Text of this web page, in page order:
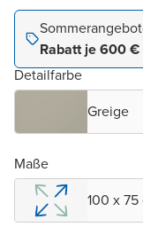
Rabatt je 600 €
Detailfarbe
Greige
Maße
100 x 75